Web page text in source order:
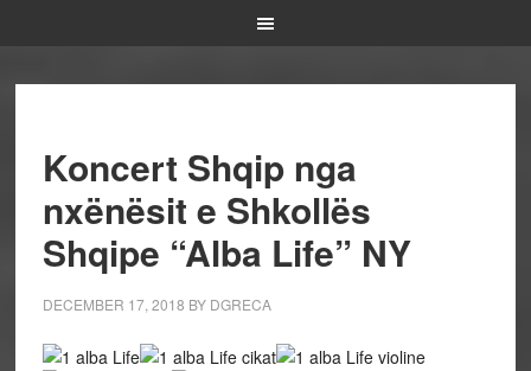
Koncert Shqip nga
nxënësit e Shkollës
Shqipe “Alba Life” NY
DECEMBER 17, 2018 BY DGRECA